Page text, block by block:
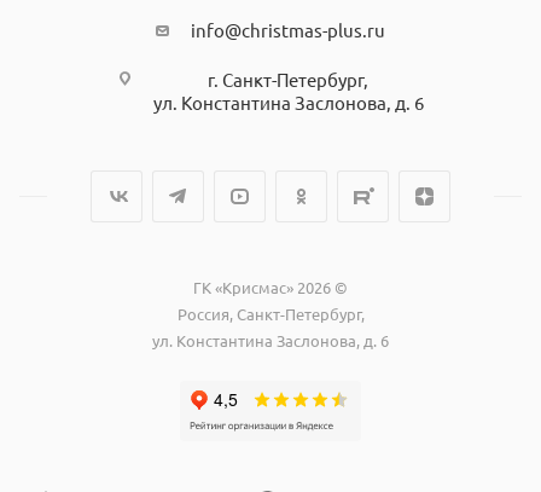
info@christmas-plus.ru
г. Санкт-Петербург,
ул. Константина Заслонова, д. 6
ГК «Крисмас» 2026 ©
Россия, Санкт-Петербург,
ул. Константина Заслонова, д. 6